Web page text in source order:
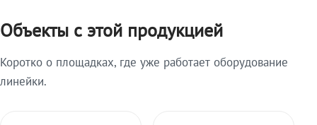
Объекты с этой продукцией
Коротко о площадках, где уже работает оборудование
линейки.